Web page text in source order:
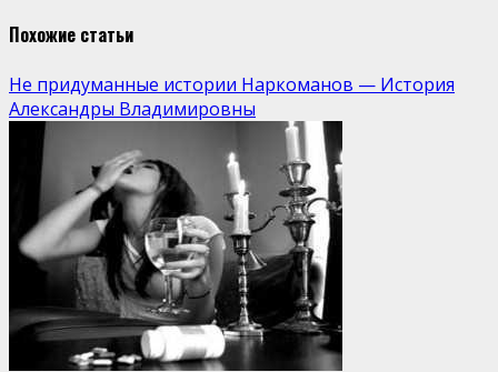
Похожие статьи
Не придуманные истории Наркоманов — История
Александры Владимировны